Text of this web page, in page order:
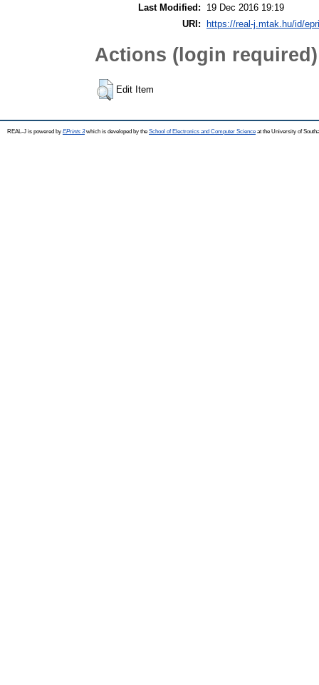
Last Modified:
19 Dec 2016 19:19
URI: https://real-j.mtak.hu/id/
Actions (login required)
Edit Item
REAL-J is powered by EPrints 3which is developed by the School of Electronics and Computer Science at the University of